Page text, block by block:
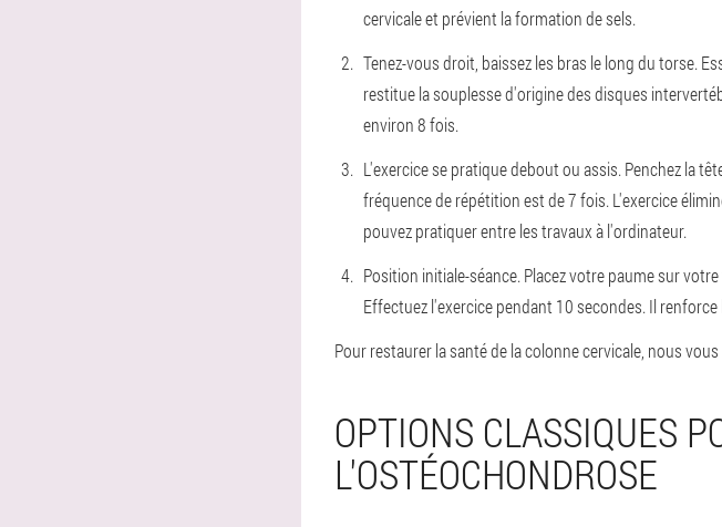
cervicale et prévient la formation de sels.
Tenez-vous droit, baissez les bras le long du torse.
restitue la souplesse d'origine des disques
environ 8 fois.
L'exercice se pratique debout ou assis. Penchez la
fréquence de répétition est de 7 fois. L'exercice
pouvez pratiquer entre les travaux à l'ordinateur.
Position initiale-séance. Placez votre paume sur
Effectuez l'exercice pendant 10 secondes. Il
Pour restaurer la santé de la colonne cervicale, nous
OPTIONS CLASSIQUES
L'OSTÉOCHONDROSE